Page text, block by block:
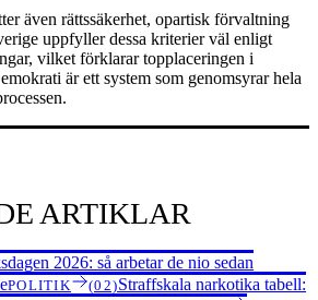
även rättssäkerhet, opartisk förvaltning
uppfyller dessa kriterier väl enligt
vilket förklarar topplaceringen i
är ett system som genomsyrar hela
ARTIKLAR
2026: så arbetar de nio sedan
POLITIK (02)Straffskala narkotika tabell: